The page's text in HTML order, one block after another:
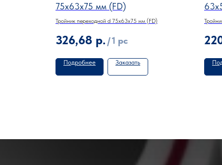
75х63х75 мм (FD)
Тройник переходной d 75х63х75 мм (FD)
326,68 р. /1 pc
Подробнее Заказать